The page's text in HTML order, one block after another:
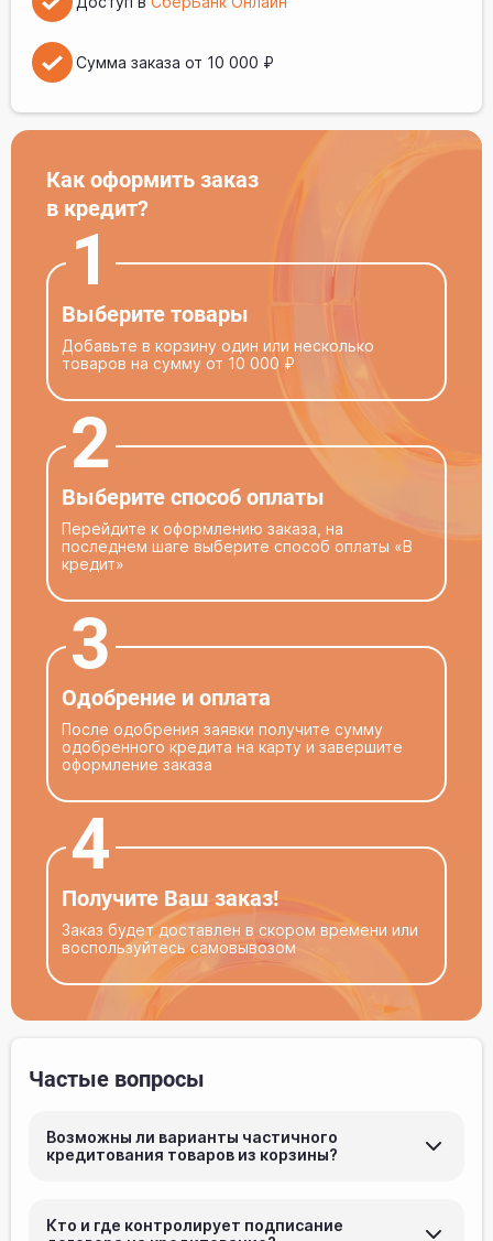
Сумма заказа от 10 000 ₽
Как оформить заказ
в кредит?
1
Выберите товары
Добавьте в корзину один или несколько
товаров на сумму от 10 000 ₽
2
Выберите способ оплаты
Перейдите к оформлению заказа, на
последнем шаге выберите способ оплаты «В
кредит»
3
Одобрение и оплата
После одобрения заявки получите сумму
одобренного кредита на карту и завершите
оформление заказа
4
Получите Ваш заказ!
Заказ будет доставлен в скором времени или
воспользуйтесь самовывозом
Частые вопросы
Возможны ли варианты частичного
кредитования товаров из корзины?
дополнительные услуги (доставка, разгрузка,
подъём)
Кто и где контролирует подписание